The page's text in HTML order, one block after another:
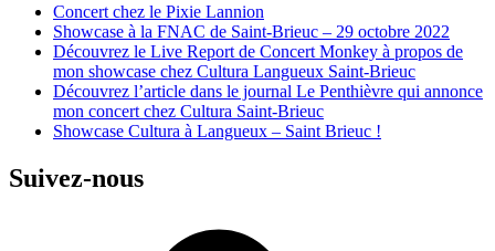
Concert chez le Pixie Lannion
Showcase à la FNAC de Saint-Brieuc – 29 octobre 2022
Découvrez le Live Report de Concert Monkey à propos de
mon showcase chez Cultura Langueux Saint-Brieuc
Découvrez l’article dans le journal Le Penthièvre qui annonce
mon concert chez Cultura Saint-Brieuc
Showcase Cultura à Langueux – Saint Brieuc !
Suivez-nous